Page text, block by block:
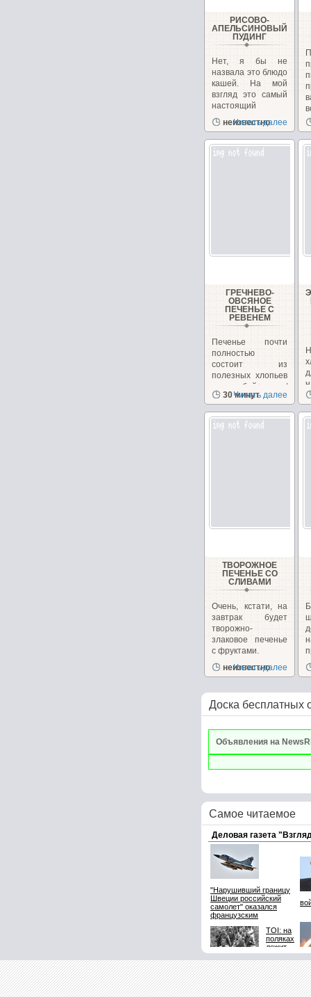
РИСОВО-
АПЕЛЬСИНОВЫЙ
ПУДИНГ
Нет, я бы не
назвала это блюдо
кашей. На мой
взгляд это самый
настоящий
пудинг....
неизвестно
Читать далее
ГРЕЧНЕВО-
ОВСЯНОЕ
ПЕЧЕНЬЕ С
РЕВЕНЕМ
Печенье почти
полностью
состоит из
полезных хлопьев
и отрубей+орехи/
семечки,...
30 минут
Читать далее
ТВОРОЖНОЕ
ПЕЧЕНЬЕ СО
СЛИВАМИ
Очень, кстати, на
завтрак будет
творожно-
злаковое печенье
с фруктами.
неизвестно
Читать далее
Доска бесплатных
Объявления на
Самое читаемое